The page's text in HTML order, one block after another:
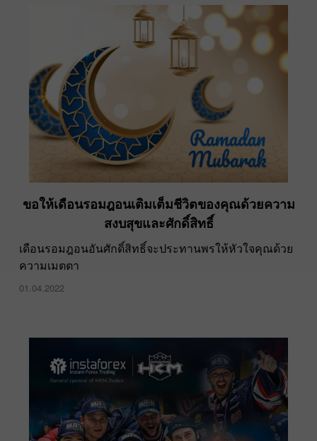
ขอให้เดือนรอมฎอนเติมเต็มชีวิตของคุณด้วยความ
สงบสุขและศักดิ์สิทธิ์
เดือนรอมฎอนอันศักดิ์สิทธิ์จะประทานพรให้หัวใจคุณด้วย
ความเมตตา
01.04.2022